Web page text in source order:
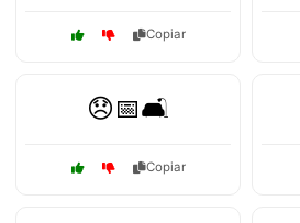
Copiar
😞📅🛋️
Copiar